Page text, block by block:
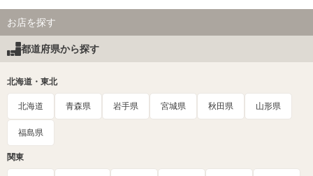
お店を探す
都道府県から探す
北海道・東北
北海道 青森県 岩手県 宮城県 秋田県 山形県
福島県
関東